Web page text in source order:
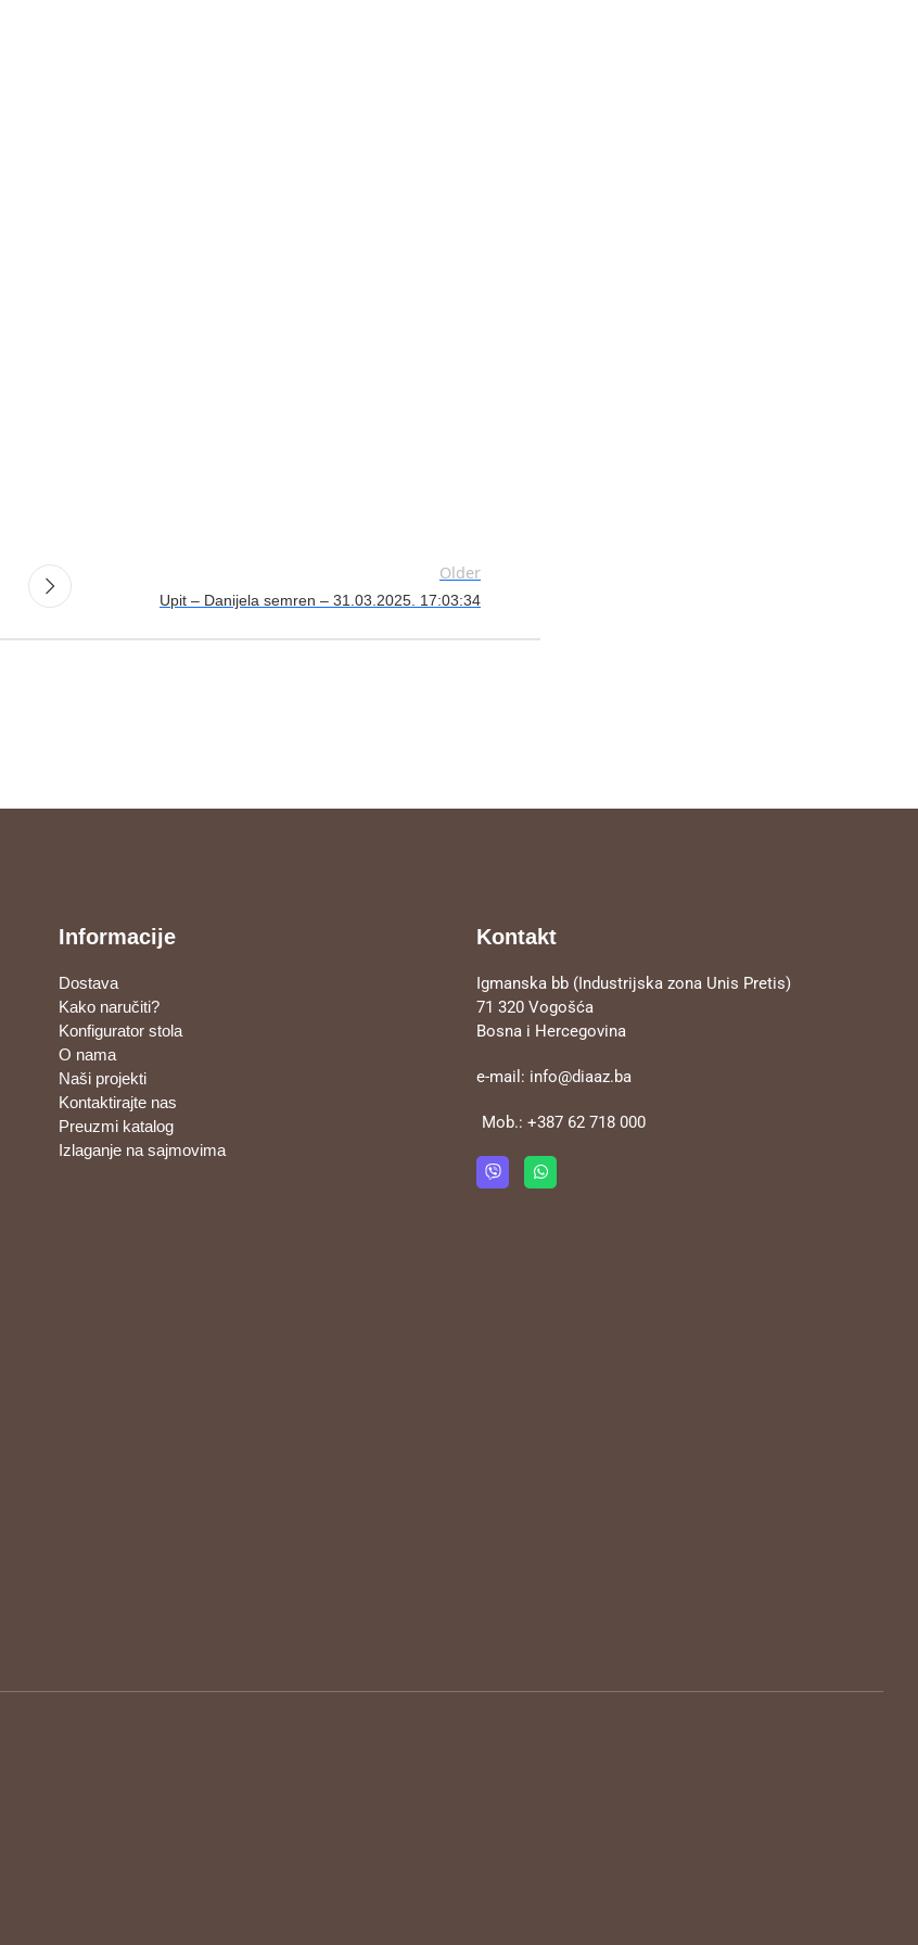
Older
Upit – Danijela semren – 31.03.2025. 17:03:34
Informacije
Dostava
Kako naručiti?
Konfigurator stola
O nama
Naši projekti
Kontaktirajte nas
Preuzmi katalog
Izlaganje na sajmovima
Kontakt
Igmanska bb (Industrijska zona Unis Pretis)
71 320 Vogošća
Bosna i Hercegovina
e-mail: info@diaaz.ba
Mob.:+387 62 718 000